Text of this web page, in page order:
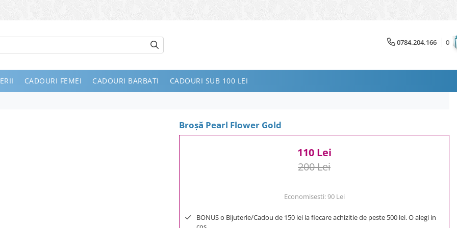
0784.204.166 0
CADOURI FEMEI CADOURI BARBATI CADOURI SUB 100 LEI
Broşă Pearl Flower Gold
110 Lei
200 Lei
Economisesti:90 Lei
BONUS o Bijuterie/Cadou de 150 lei la fiecare achizitie de peste 500 lei. O alegi in